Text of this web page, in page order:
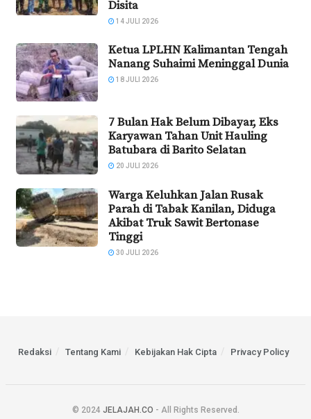
Disita
14 JULI 2026
Ketua LPLHN Kalimantan Tengah
Nanang Suhaimi Meninggal Dunia
18 JULI 2026
7 Bulan Hak Belum Dibayar, Eks
Karyawan Tahan Unit Hauling
Batubara di Barito Selatan
20 JULI 2026
Warga Keluhkan Jalan Rusak
Parah di Tabak Kanilan, Diduga
Akibat Truk Sawit Bertonase
Tinggi
30 JULI 2026
Redaksi Tentang Kami Kebijakan Hak Cipta Privacy Policy
© 2024 JELAJAH.CO - All Rights Reserved.